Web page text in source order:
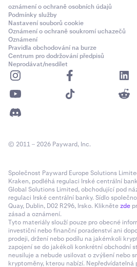
oznámení o ochraně osobních údajů
Podmínky služby
Nastavení souborů cookie
Oznámení o ochraně soukromí uchazečů
Oznámení
Pravidla obchodování na burze
Centrum pro dodržování předpisů
Neprodávat/nesdílet
© 2011 – 2026 Payward, Inc.
Společnost Payward Europe Solutions
Kraken, podléhá regulaci Irské centrální
Global Solutions Limited, obchodující pod
regulaci Irské centrální banky. Sídlo
Quay, Dublin, D02 R296, Irsko. Kliknětezde
zásad a oznámení.
Tyto materiály slouží pouze pro obecné
investiční nebo finanční poradenství ani
prodeji, držení nebo podílu na jakémkoli
zapojení se do jakékoli konkrétní obchodní
neusiluje a nebude usilovat o zvýšení nebo
kryptoměny, kterou nabízí.